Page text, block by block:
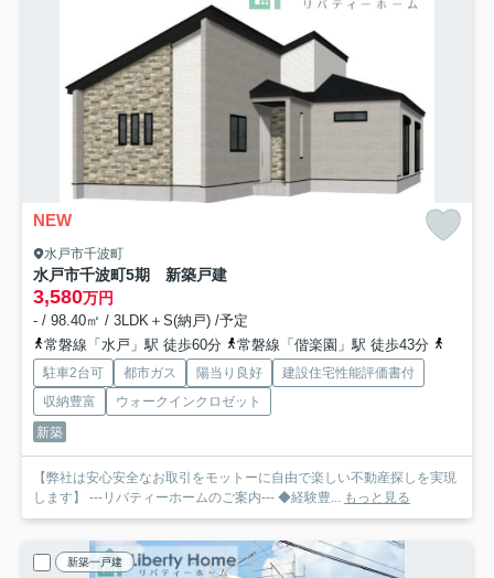
NEW
水戸市千波町
水戸市千波町5期 新築戸建
3,580万円
- / 98.40㎡ / 3LDK＋S(納戸) /予定
常磐線「水戸」駅 徒歩60分
常磐線「偕楽園」駅 徒歩43分
駐車2台可 都市ガス 陽当り良好
建設住宅性能評価書付
収納豊富
ウォークインクロゼット
新築
【弊社は安心安全なお取引をモットーに自由で楽しい不動産探しを実現
します】 ---リバティーホームのご案内--- ◆経験豊...
もっと見る
新築一戸建